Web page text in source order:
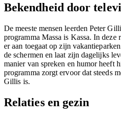
Bekendheid door
De meeste mensen leerden Peter
programma Massa is Kassa. In deze
er aan toegaat op zijn
de schermen en laat zijn dagelijks
manier van spreken en humor heeft
programma zorgt ervoor dat steeds
Gillis is.
Relaties en gezin